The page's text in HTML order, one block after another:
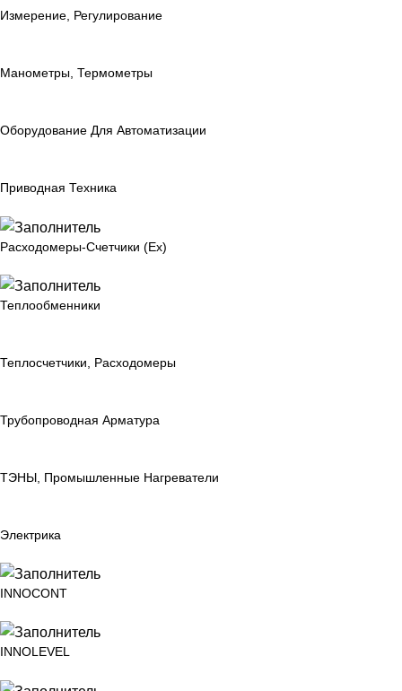
Измерение, Регулирование
Манометры, Термометры
Оборудование Для Автоматизации
Приводная Техника
Расходомеры-Счетчики (Ex)
Теплообменники
Теплосчетчики, Расходомеры
Трубопроводная Арматура
ТЭНЫ, Промышленные Нагреватели
Электрика
INNOCONT
INNOLEVEL